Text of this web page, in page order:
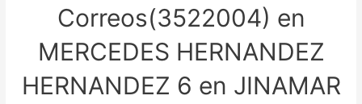
Correos(3522004) en
MERCEDES HERNANDEZ
HERNANDEZ 6 en JINAMAR